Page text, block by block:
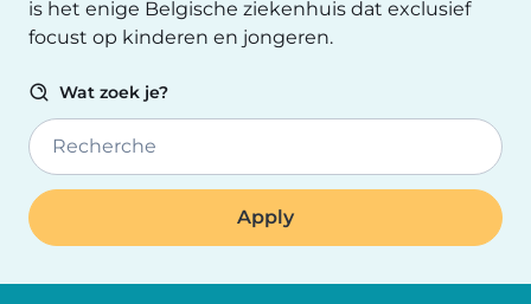
is het enige Belgische ziekenhuis dat exclusief
focust op kinderen en jongeren.
Wat zoek je?
Recherche